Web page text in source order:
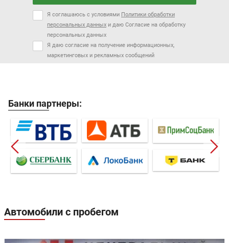
Я соглашаюсь с условиями Политики обработки
персональных данных и даю Согласие на обработку
персональных данных
Я даю согласие на получение информационных,
маркетинговых и рекламных сообщений
Банки партнеры:
Автомобили с пробегом